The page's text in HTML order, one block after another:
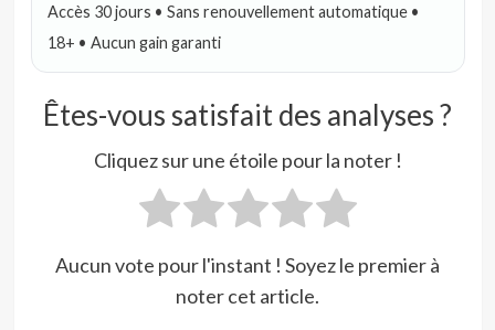
Accès 30 jours • Sans renouvellement automatique •
18+ • Aucun gain garanti
Êtes-vous satisfait des analyses ?
Cliquez sur une étoile pour la noter !
Aucun vote pour l'instant ! Soyez le premier à
noter cet article.